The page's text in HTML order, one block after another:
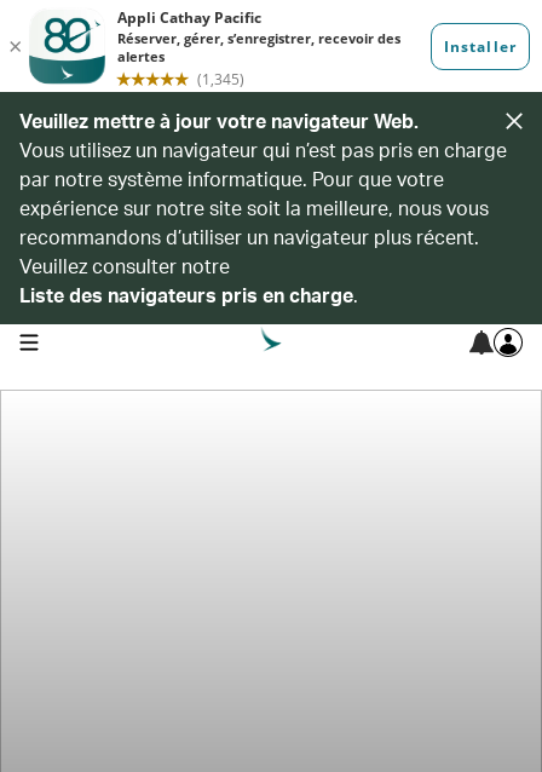
Veuillez mettre à jour votre navigateur Web.
Vous utilisez un navigateur qui n’est pas pris en charge
par notre système informatique. Pour que votre
expérience sur notre site soit la meilleure, nous vous
recommandons d’utiliser un navigateur plus récent.
Veuillez consulter notre
Liste des navigateurs pris en charge.
open navigation menu